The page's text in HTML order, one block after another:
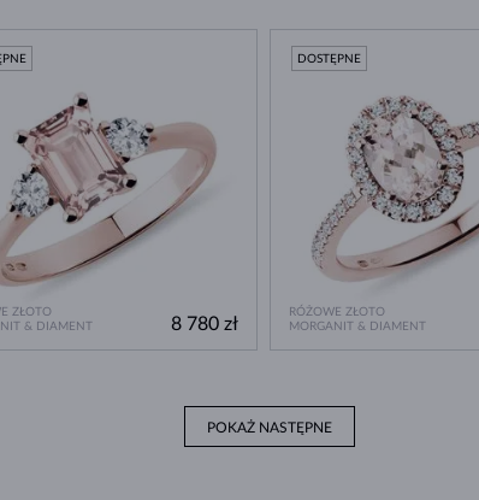
ZŁOTO
& DIAMENT
8 780 zł
RÓŻOWE ZŁOTO
MORGANIT & DIAMENT
DOSTĘPNE
POKAŻ NASTĘPNE